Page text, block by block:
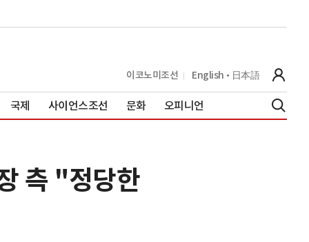
이코노미조선 English 日本語
국제 사이언스조선 문화 오피니언
측 "정당한